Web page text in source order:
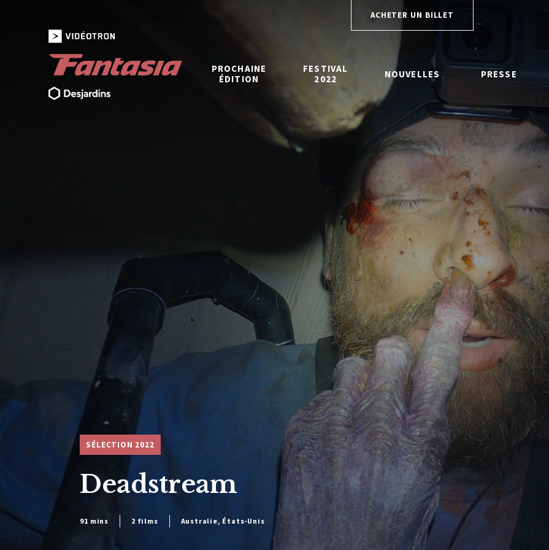
ACHETER UN BILLET
PROCHAINE
ÉDITION
FESTIVAL
2022
NOUVELLES PRESSE
SÉLECTION 2022
Deadstream
91 mins 2 films Australie, États-Unis